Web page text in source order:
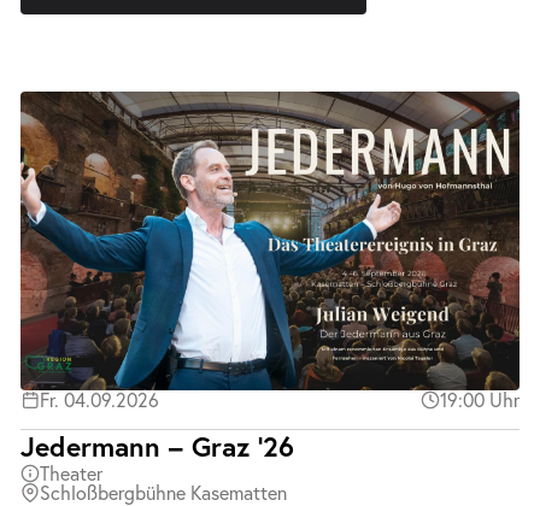
Fr. 04.09.2026 19:00 Uhr
Jedermann – Graz ’26
Theater
Schloßbergbühne Kasematten